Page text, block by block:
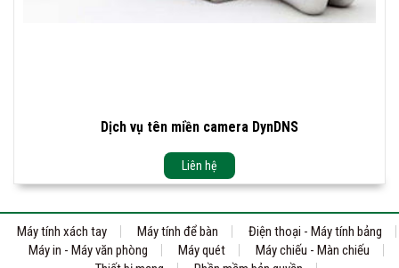
Dịch vụ tên miền camera DynDNS
Liên hệ
Máy tính xách tay Máy tính để bàn
Điện thoại - Máy tính bảng
Máy in - Máy văn phòng
Máy quét
Máy chiếu - Màn chiếu